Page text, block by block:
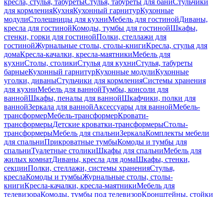
кресла, стулья, табуретыСтулья, табуреты для баниСтульчики
для кормленияКухняКухонный гарнитурКухонные
модулиСтолешницы для кухниМебель для гостинойДиваны,
кресла для гостинойКомоды, тумбы для гостинойШкафы,
стенки, горки для гостинойПолки, стеллажи для
гостинойЖурнальные столы, столы-книгиКресла, стулья для
домаКресла-качалки, кресла-маятникиМебель для
кухниСтолы, столикиСтулья для кухниСтулья, табуреты
барныеКухонный гарнитурКухонные модулиКухонные
уголки, диваныСтульчики для кормленияСистемы хранения
для кухниМебель для ваннойТумбы, консоли для
ваннойШкафы, пеналы для ваннойШкафчики, полки для
ваннойЗеркала для ваннойАксессуары для ваннойМебель-
трансформерМебель-трансформерКровати-
трансформерыДетские кроватки-трансформерыСтолы-
трансформерыМебель для спальниЗеркалаКомплекты мебели
для спальниПрикроватные тумбыКомоды и тумбы для
спальниТуалетные столикиШкафы для спальниМебель для
жилых комнатДиваны, кресла для домаШкафы, стенки,
секцииПолки, стеллажи, системы храненияСтулья,
креслаКомоды и тумбыЖурнальные столы, столы-
книгиКресла-качалки, кресла-маятникиМебель для
телевизораКомоды, тумбы под телевизорКронштейны, стойки